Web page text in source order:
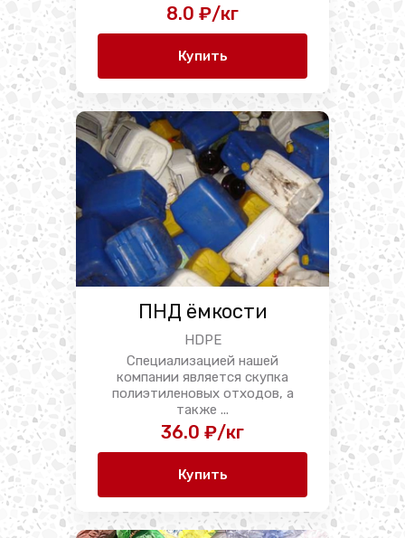
8.0 ₽/кг
Купить
ПНД ёмкости
HDPE
Специализацией нашей
компании является скупка
полиэтиленовых отходов, а
также ...
36.0 ₽/кг
Купить